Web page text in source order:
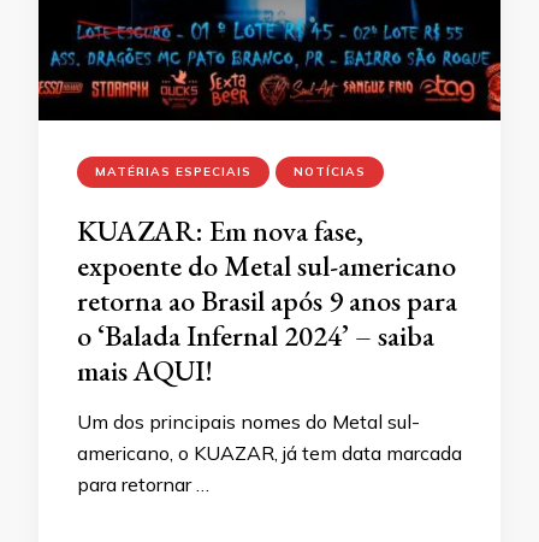
MATÉRIAS ESPECIAIS NOTÍCIAS
KUAZAR: Em nova fase,
expoente do Metal sul-americano
retorna ao Brasil após 9 anos para
o ‘Balada Infernal 2024’ – saiba
mais AQUI!
Um dos principais nomes do Metal sul-
americano, o KUAZAR, já tem data marcada
para retornar …